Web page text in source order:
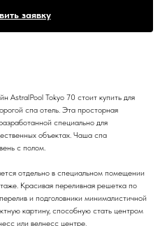
заявку
AstralPool Tokyo 70 стоит купить для
спа отель. Эта просторная
специально для
объектах. Чаша спа
с полом.
отдельно в специальном помещении
Красивая переливная решетка по
и подголовники минималистичной
картину, способную стать центром
или велнесс центре.